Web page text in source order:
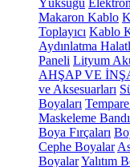
Yüksüğü
Makaron Kablo
Toplayıcı Kablo
Aydınlatma
Paneli Lityum
AHŞAP VE
ve Aksesuarları
Boyaları
Maskeleme Bandı
Boya Fırçaları
Cephe Boyalar
BoyalarYalıtım